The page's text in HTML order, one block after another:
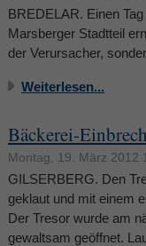
BREDELAR. Einen
Marsberger Stadtteil
der Verursacher,
Weiterlesen...
Bäckerei-
Montag, 19. März 2012
GILSERBERG. Den
geklaut und mit einem
Der Tresor wurde am
gewaltsam geöffnet.